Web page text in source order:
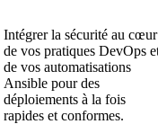
Intégrer la sécurité au cœur
de vos pratiques DevOps
de vos automatisations
Ansible pour des
déploiements à la fois
rapides et conformes.